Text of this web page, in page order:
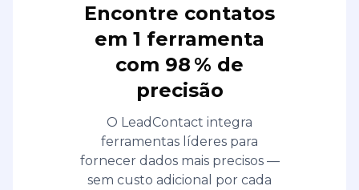
Encontre contatos
em 1 ferramenta
com 98 % de
precisão
O LeadContact integra
ferramentas líderes para
fornecer dados mais precisos —
sem custo adicional por cada